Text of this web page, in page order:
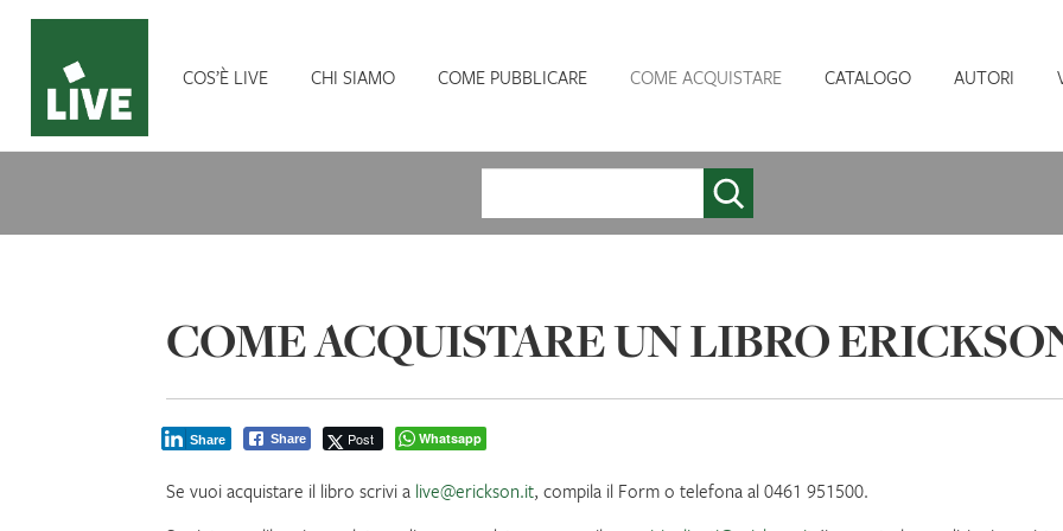
COS’È LIVE CHI SIAMO COME PUBBLICARE COME ACQUISTARE CATALOGO AUTORI
COME ACQUISTARE UN LIBRO
Share Post
Share Whatsapp
Se vuoi acquistare il libro scrivi a live@erickson.it, compila il Form o telefona al 0461 951500.